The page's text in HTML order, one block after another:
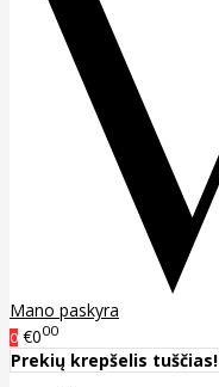
Mano paskyra
0 €000
Prekių krepšelis tuščias!